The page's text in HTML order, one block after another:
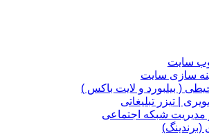
سایت
سازی سایت
( بیلبورد و لایت باکس )
| تیزر تبلیغاتی
مدیریت شبکه اجتماعی
(برندینگ)‌